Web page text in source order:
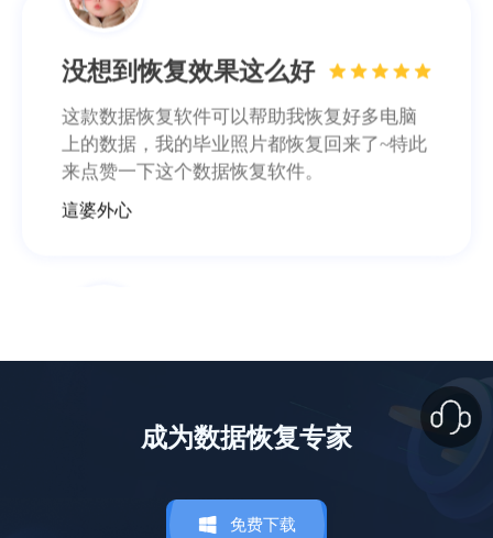
没想到恢复效果这么好
这款数据恢复软件可以帮助我恢复好多电脑
上的数据，我的毕业照片都恢复回来了~特此
来点赞一下这个数据恢复软件。
這婆外心
软件功能很齐全，不管是照片还是文档都能
成为数据恢复专家
免费下载